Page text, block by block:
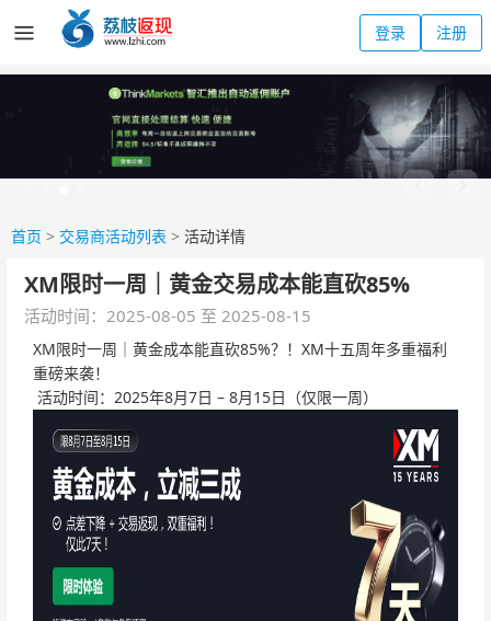
登录 注册
首页 > 交易商活动列表 > 活动详情
XM限时一周｜黄金交易成本能直砍85%
活动时间：2025-08-05 至 2025-08-15
XM限时一周｜黄金成本能直砍85%？！XM十五周年多重福利
重磅来袭！
活动时间：2025年8月7日 – 8月15日（仅限一周）